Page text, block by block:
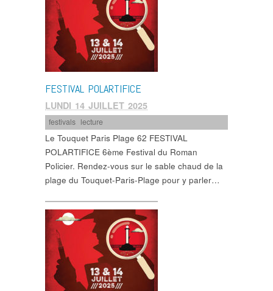
FESTIVAL POLARTIFICE
LUNDI 14 JUILLET 2025
festivals lecture
Le Touquet Paris Plage 62 FESTIVAL
POLARTIFICE 6ème Festival du Roman
Policier. Rendez-vous sur le sable chaud de la
plage du Touquet-Paris-Plage pour y parler…